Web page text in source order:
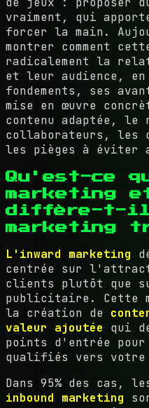
vraiment, qui
forcer la main.
montrer comment
radicalement la
et leur audience,
fondements, ses
mise en œuvre
contenu adaptée,
collaborateurs, les
les pièges à éviter
Qu'est-ce
marketing
diffère-t-il
marketing
L'inward marketing
centrée sur
clients plutôt que
publicitaire. Cette
la création de
valeur ajoutée qui
points d'entrée
qualifiés vers votre
Dans 95% des cas,
inbound marketing